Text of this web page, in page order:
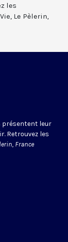
les
Le Pèlerin,
présentent leur
Retrouvez les
France